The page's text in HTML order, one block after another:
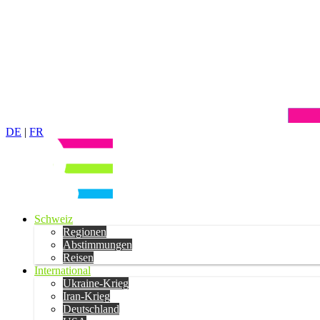
DE | FR
Schweiz
Regionen
Abstimmungen
Reisen
International
Ukraine-Krieg
Iran-Krieg
Deutschland